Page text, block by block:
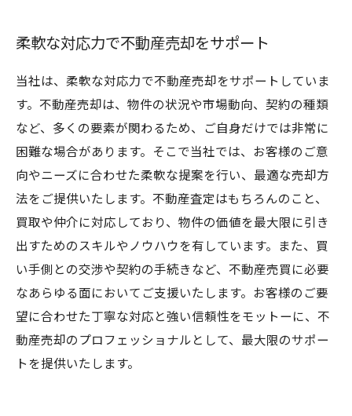
柔軟な対応力で不動産売却をサポート
当社は、柔軟な対応力で不動産売却をサポートしていま
す。不動産売却は、物件の状況や市場動向、契約の種類
など、多くの要素が関わるため、ご自身だけでは非常に
困難な場合があります。そこで当社では、お客様のご意
向やニーズに合わせた柔軟な提案を行い、最適な売却方
法をご提供いたします。不動産査定はもちろんのこと、
買取や仲介に対応しており、物件の価値を最大限に引き
出すためのスキルやノウハウを有しています。また、買
い手側との交渉や契約の手続きなど、不動産売買に必要
なあらゆる面においてご支援いたします。お客様のご要
望に合わせた丁寧な対応と強い信頼性をモットーに、不
動産売却のプロフェッショナルとして、最大限のサポー
トを提供いたします。